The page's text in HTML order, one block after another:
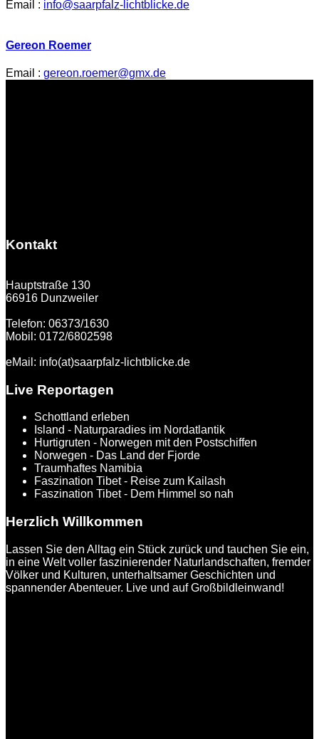
Email : info@saarpfalz-lichtblicke.de
Gereon Roemer
Email : gereon.roemer@gmx.de
Kontakt
Hauptstraße 130
66916 Dunzweiler
Telefon: 06373/1630
Mobil: 0172/6802598
eMail: info(at)saarpfalz-lichtblicke.de
Live Reportagen
Schottland erleben
Island - Naturparadies im Nordatlantik
Hurtigruten - Norwegen mit den Postschiffen
Norwegen - Das Land der Fjorde
Traumhaftes Namibia
Faszination Tibet - Reise zum Kailash
Faszination Tibet - Dem Himmel so nah
Herzlich Willkommen
Lassen Sie den Alltag ein Stück zurück und tauchen Sie ein,
in eine Welt voller faszinierender Naturlandschaften, fremder
Völker und Kulturen, unterhaltsamer Geschichten und
spannender Abenteuer. Live und auf Großbildleinwand!